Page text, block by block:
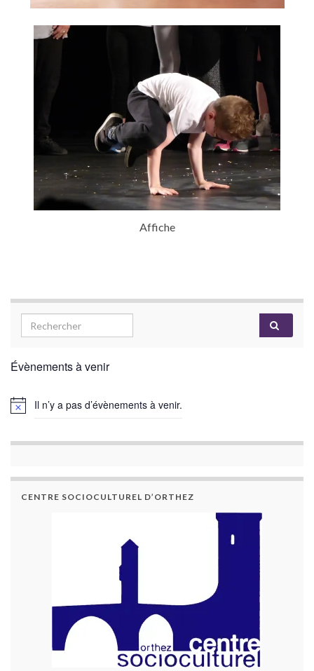
Affiche
Évènements à venir
Il n’y a pas d’évènements à venir.
CENTRE SOCIOCULTUREL D’ORTHEZ